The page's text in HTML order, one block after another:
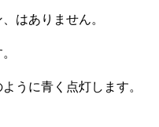
はありません。
うに青く点灯します。